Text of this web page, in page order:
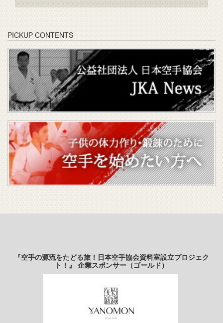
PICKUP CONTENTS
『空手の源流をたどる旅！日本空手協会資料室設立プロジェク
ト！』 企業スポンサー（ゴールド）